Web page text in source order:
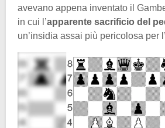
avevano appena inventato il
in cui l’apparente sacrificio del
un’insidia assai più pericolosa per